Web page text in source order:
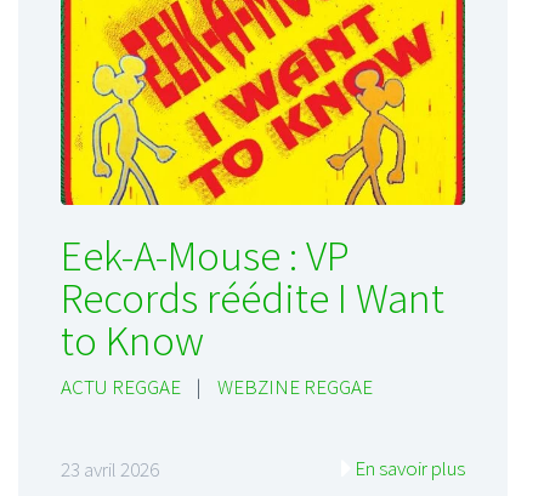
Eek-A-Mouse : VP
Records réédite I Want
to Know
ACTU REGGAE | WEBZINE REGGAE
23 avril 2026 En savoir plus